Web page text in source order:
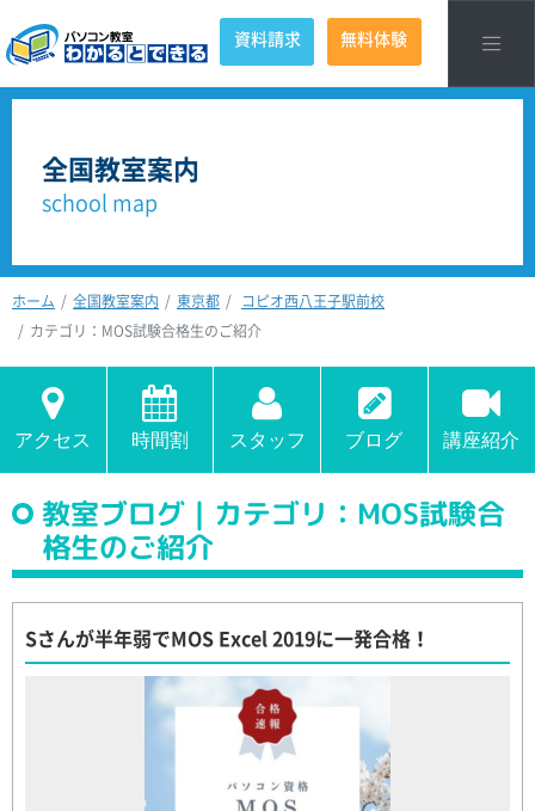
資料請求 無料体験
全国教室案内
school map
ホーム 全国教室案内 東京都
コピオ西八王子駅前校
カテゴリ：MOS試験合格生のご紹介
アクセス 時間割 スタッフ ブログ 講座紹介
教室ブログ｜カテゴリ：MOS試験合
格生のご紹介
Sさんが半年弱でMOS Excel 2019に一発合格！